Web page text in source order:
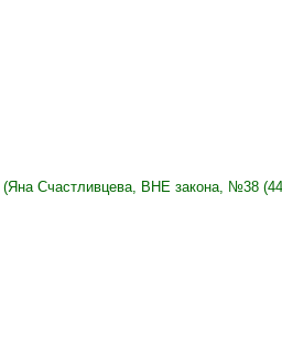
(Яна Счастливцева, ВНЕ закона, №38